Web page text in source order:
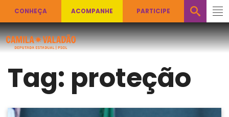
CONHEÇA ACOMPANHE PARTICIPE
Tag: proteção